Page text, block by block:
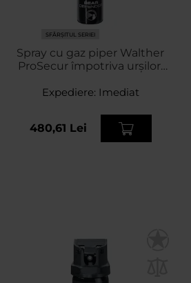
SFÂRȘITUL SERIEI
Spray cu gaz piper Walther
ProSecur împotriva urșilor,
dispersie conică
Expediere: Imediat
480,61 Lei